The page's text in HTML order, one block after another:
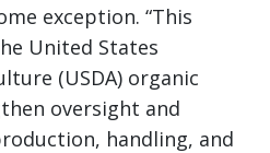
exception. “This
United States
(USDA) organic
oversight and
handling, and